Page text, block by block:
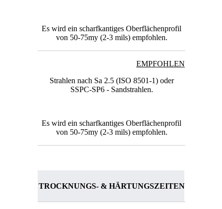
Es wird ein scharfkantiges Oberflächenprofil
von 50-75my (2-3 mils) empfohlen.
EMPFOHLEN
Strahlen nach Sa 2.5 (ISO 8501-1) oder
SSPC-SP6 - Sandstrahlen.
Es wird ein scharfkantiges Oberflächenprofil
von 50-75my (2-3 mils) empfohlen.
TROCKNUNGS- & HÄRTUNGSZEITEN